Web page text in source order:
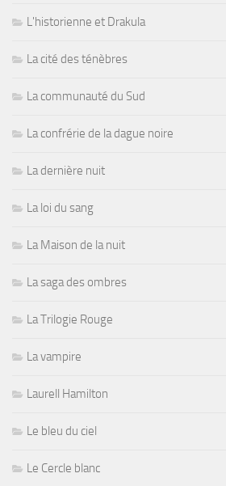
L'historienne et Drakula
La cité des ténèbres
La communauté du Sud
La confrérie de la dague noire
La dernière nuit
La loi du sang
La Maison de la nuit
La saga des ombres
La Trilogie Rouge
La vampire
Laurell Hamilton
Le bleu du ciel
Le Cercle blanc